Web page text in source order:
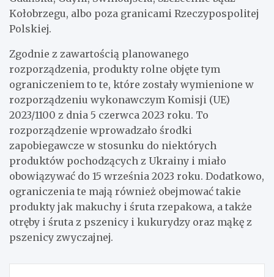
Kołobrzegu, albo poza granicami Rzeczypospolitej
Polskiej.
Zgodnie z zawartością planowanego
rozporządzenia, produkty rolne objęte tym
ograniczeniem to te, które zostały wymienione w
rozporządzeniu wykonawczym Komisji (UE)
2023/1100 z dnia 5 czerwca 2023 roku. To
rozporządzenie wprowadzało środki
zapobiegawcze w stosunku do niektórych
produktów pochodzących z Ukrainy i miało
obowiązywać do 15 września 2023 roku. Dodatkowo,
ograniczenia te mają również obejmować takie
produkty jak makuchy i śruta rzepakowa, a także
otręby i śruta z pszenicy i kukurydzy oraz mąkę z
pszenicy zwyczajnej.